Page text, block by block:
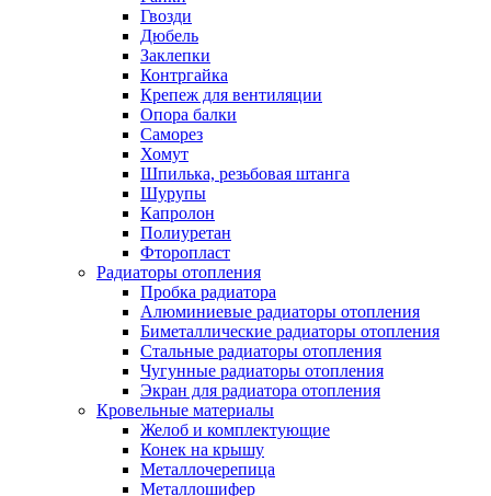
Гвозди
Дюбель
Заклепки
Контргайка
Крепеж для вентиляции
Опора балки
Саморез
Хомут
Шпилька, резьбовая штанга
Шурупы
Капролон
Полиуретан
Фторопласт
Радиаторы отопления
Пробка радиатора
Алюминиевые радиаторы отопления
Биметаллические радиаторы отопления
Стальные радиаторы отопления
Чугунные радиаторы отопления
Экран для радиатора отопления
Кровельные материалы
Желоб и комплектующие
Конек на крышу
Металлочерепица
Металлошифер